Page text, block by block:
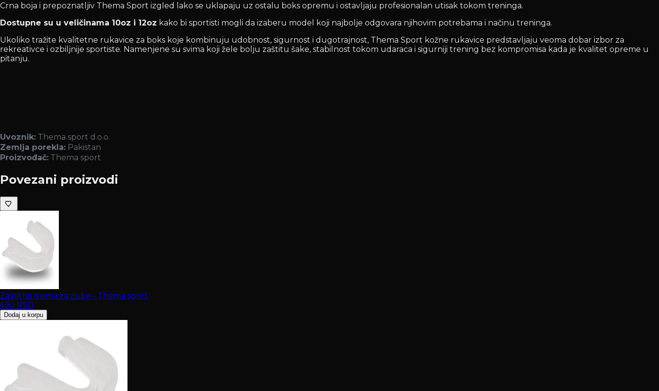
Crna boja i prepoznatljiv Thema Sport izgled lako se uklapaju uz ostalu boks opremu i ostavljaju profesionalan utisak tokom treninga.
Dostupne su u veličinama 10oz i 12oz kako bi sportisti mogli da izaberu model koji najbolje odgovara njihovim potrebama i načinu treninga.
Ukoliko tražite kvalitetne rukavice za boks koje kombinuju udobnost, sigurnost i dugotrajnost, Thema Sport kožne rukavice predstavljaju veoma dobar izbor za
rekreativce i ozbiljnije sportiste. Namenjene su svima koji žele bolju zaštitu šake, stabilnost tokom udaraca i sigurniji trening bez kompromisa kada je kvalitet opreme u
pitanju.
Uvoznik: Thema sport d.o.o.
Zemlja porekla: Pakistan
Proizvođač: Thema sport
Povezani proizvodi
Zaštitna guma za zube - Thema sport
690 RSD
Dodaj u korpu